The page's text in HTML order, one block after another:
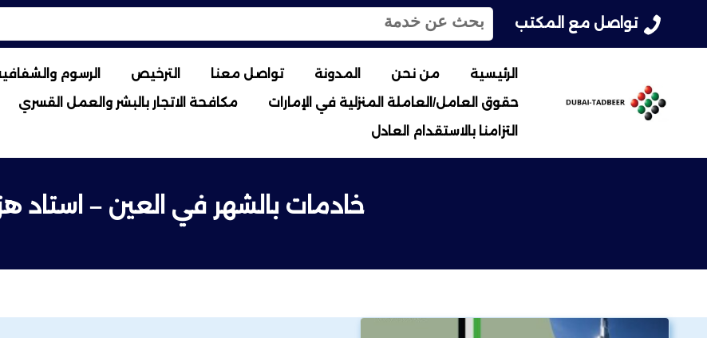
تواصل مع المكتب
ب
ح
ع
ن
:
الرئيسية من نحن المدونة تواصل معنا الترخيص الرسوم
حقوق العامل/العاملة المنزلية في الإمارات مكافحة الاتجار بالبشر والعمل القسري
التزامنا بالاستقدام العادل
خادمات بالشهر في العين – استاد